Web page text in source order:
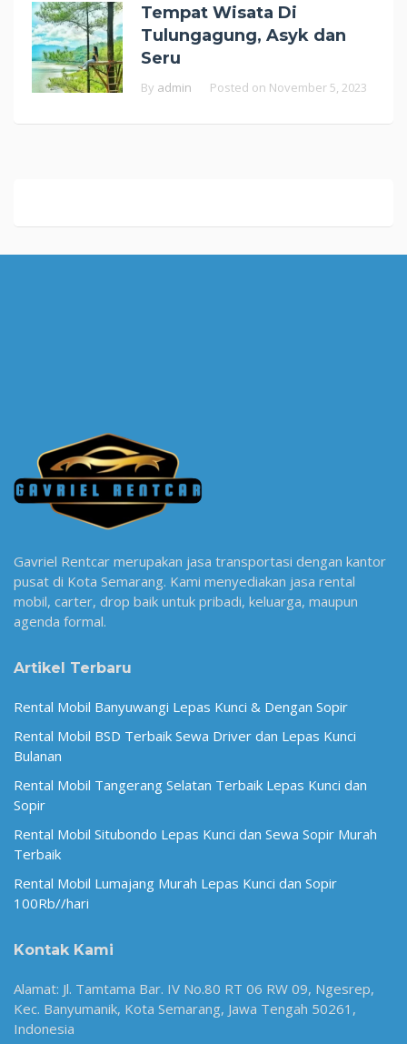
Tempat Wisata Di
Tulungagung, Asyk dan
Seru
By admin Posted on November 5, 2023
Gavriel Rentcar merupakan jasa transportasi dengan kantor
pusat di Kota Semarang. Kami menyediakan jasa rental
mobil, carter, drop baik untuk pribadi, keluarga, maupun
agenda formal.
Artikel Terbaru
Rental Mobil Banyuwangi Lepas Kunci & Dengan Sopir
Rental Mobil BSD Terbaik Sewa Driver dan Lepas Kunci
Bulanan
Rental Mobil Tangerang Selatan Terbaik Lepas Kunci dan
Sopir
Rental Mobil Situbondo Lepas Kunci dan Sewa Sopir Murah
Terbaik
Rental Mobil Lumajang Murah Lepas Kunci dan Sopir
100Rb//hari
Kontak Kami
Alamat: Jl. Tamtama Bar. IV No.80 RT 06 RW 09, Ngesrep,
Kec. Banyumanik, Kota Semarang, Jawa Tengah 50261,
Indonesia